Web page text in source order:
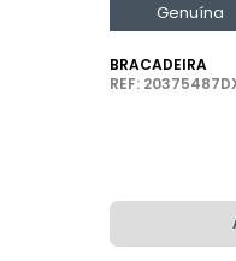
Genuína
BRACADEIRA
REF: